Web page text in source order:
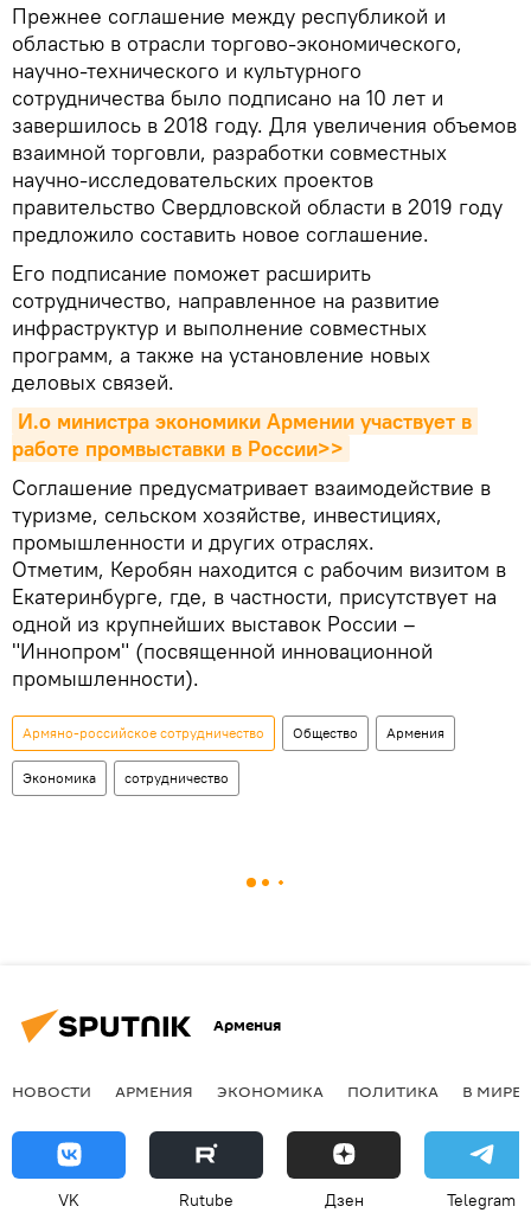
Прежнее соглашение между республикой и
областью в отрасли торгово-экономического,
научно-технического и культурного
сотрудничества было подписано на 10 лет и
завершилось в 2018 году. Для увеличения объемов
взаимной торговли, разработки совместных
научно-исследовательских проектов
правительство Свердловской области в 2019 году
предложило составить новое соглашение.
Его подписание поможет расширить
сотрудничество, направленное на развитие
инфраструктур и выполнение совместных
программ, а также на установление новых
деловых связей.
И.о министра экономики Армении участвует в
работе промвыставки в России>>
Соглашение предусматривает взаимодействие в
туризме, сельском хозяйстве, инвестициях,
промышленности и других отраслях.
Отметим, Керобян находится с рабочим визитом в
Екатеринбурге, где, в частности, присутствует на
одной из крупнейших выставок России –
"Иннопром" (посвященной инновационной
промышленности).
Армяно-российское сотрудничество Общество Армения
Экономика сотрудничество
Армения
НОВОСТИ АРМЕНИЯ ЭКОНОМИКА ПОЛИТИКА В МИРЕ
VK Rutube Дзен Telegram